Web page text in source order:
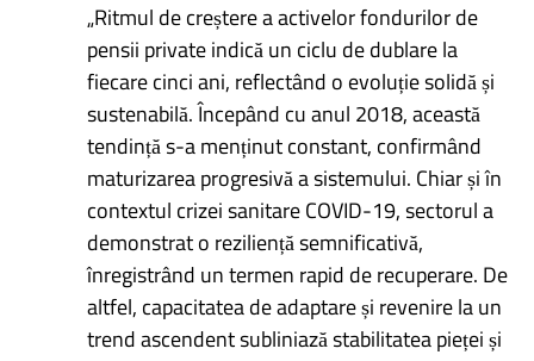
„Ritmul de creștere a activelor fondurilor de
pensii private indică un ciclu de dublare la
fiecare cinci ani, reflectând o evoluție solidă și
sustenabilă. Începând cu anul 2018, această
tendință s-a menținut constant, confirmând
maturizarea progresivă a sistemului. Chiar și în
contextul crizei sanitare COVID-19, sectorul a
demonstrat o reziliență semnificativă,
înregistrând un termen rapid de recuperare. De
altfel, capacitatea de adaptare și revenire la un
trend ascendent subliniază stabilitatea pieței și